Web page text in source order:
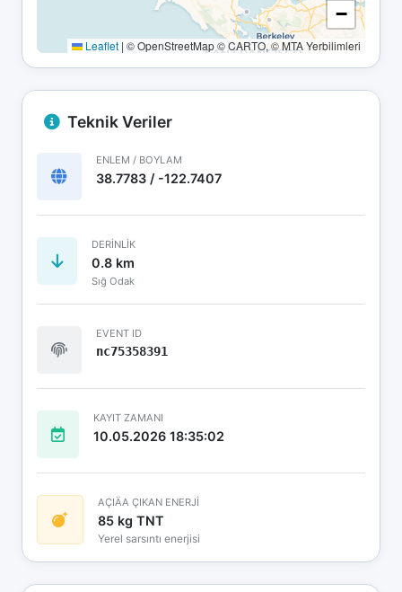
−
Leaflet | © OpenStreetMap © CARTO, © MTA Yerbilimleri
Teknik Veriler
ENLEM / BOYLAM
38.7783 / -122.7407
DERINLIK
0.8 km
Sığ Odak
EVENT ID
nc75358391
KAYIT ZAMANI
10.05.2026 18:35:02
AÇIÄA ÇIKAN ENERJİ
85 kg TNT
Yerel sarsıntı enerjisi